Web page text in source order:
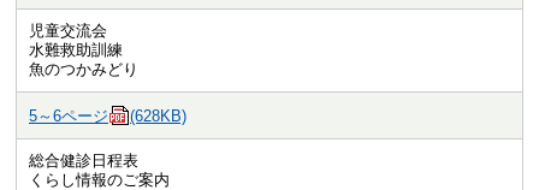
児童交流会
水難救助訓練
魚のつかみどり
5～6ページ (628KB)
総合健診日程表
くらし情報のご案内